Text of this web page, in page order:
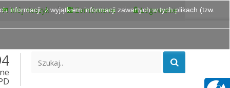
Mój Koszyk Zamówienie Logowanie
informacji, z wyjątkiem informacji zawartych w tych plikach (tzw.